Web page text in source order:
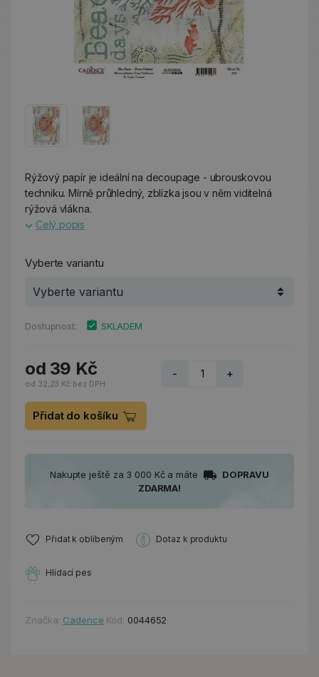
Rýžový papír je ideální na decoupage - ubrouskovou
techniku. Mírně průhledný, zblízka jsou v něm viditelná
rýžová vlákna.
Celý popis
Vyberte variantu
Dostupnost: SKLADEM
od 39 Kč
od 32,23 Kč bez DPH
- +
Přidat do košíku
Nakupte ještě za 3 000 Kč a máte
DOPRAVU
ZDARMA!
Přidat k oblíbeným Dotaz k produktu
Hlídací pes
Značka: Cadence Kód: 0044652